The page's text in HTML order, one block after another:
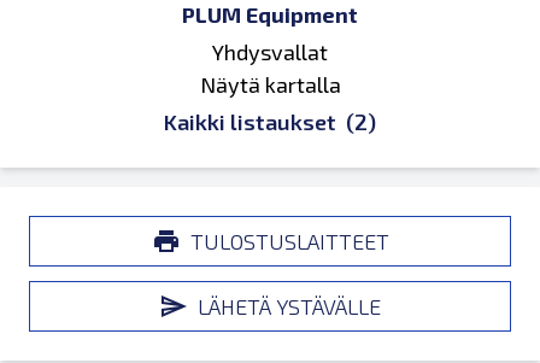
PLUM Equipment
Yhdysvallat
Näytä kartalla
Kaikki listaukset (2)
TULOSTUSLAITTEET
LÄHETÄ YSTÄVÄLLE